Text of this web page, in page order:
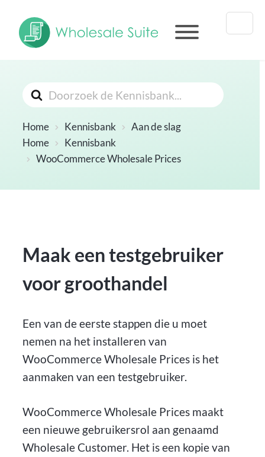
Zoeken
Naar
Home Kennisbank
Aan de slag
Home
Kennisbank
WooCommerce Wholesale Prices
Maak een testgebruiker
voor groothandel
Een van de eerste stappen die u moet
nemen na het installeren van
WooCommerce Wholesale Prices is het
aanmaken van een testgebruiker.
WooCommerce Wholesale Prices maakt
een nieuwe gebruikersrol aan genaamd
Wholesale Customer. Het is een kopie van